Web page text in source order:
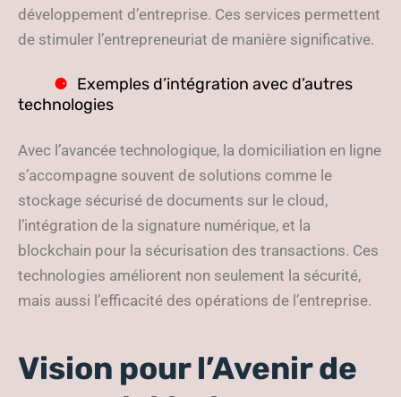
développement d’entreprise. Ces services permettent
de stimuler l’entrepreneuriat de manière significative.
Exemples d’intégration avec d’autres
technologies
Avec l’avancée technologique, la domiciliation en ligne
s’accompagne souvent de solutions comme le
stockage sécurisé de documents sur le cloud,
l’intégration de la signature numérique, et la
blockchain pour la sécurisation des transactions. Ces
technologies améliorent non seulement la sécurité,
mais aussi l’efficacité des opérations de l’entreprise.
Vision pour l’Avenir de